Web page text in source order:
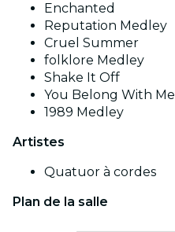
Enchanted
Reputation Medley
Cruel Summer
folklore Medley
Shake It Off
You Belong With Me
1989 Medley
Artistes
Quatuor à cordes
Plan de la salle